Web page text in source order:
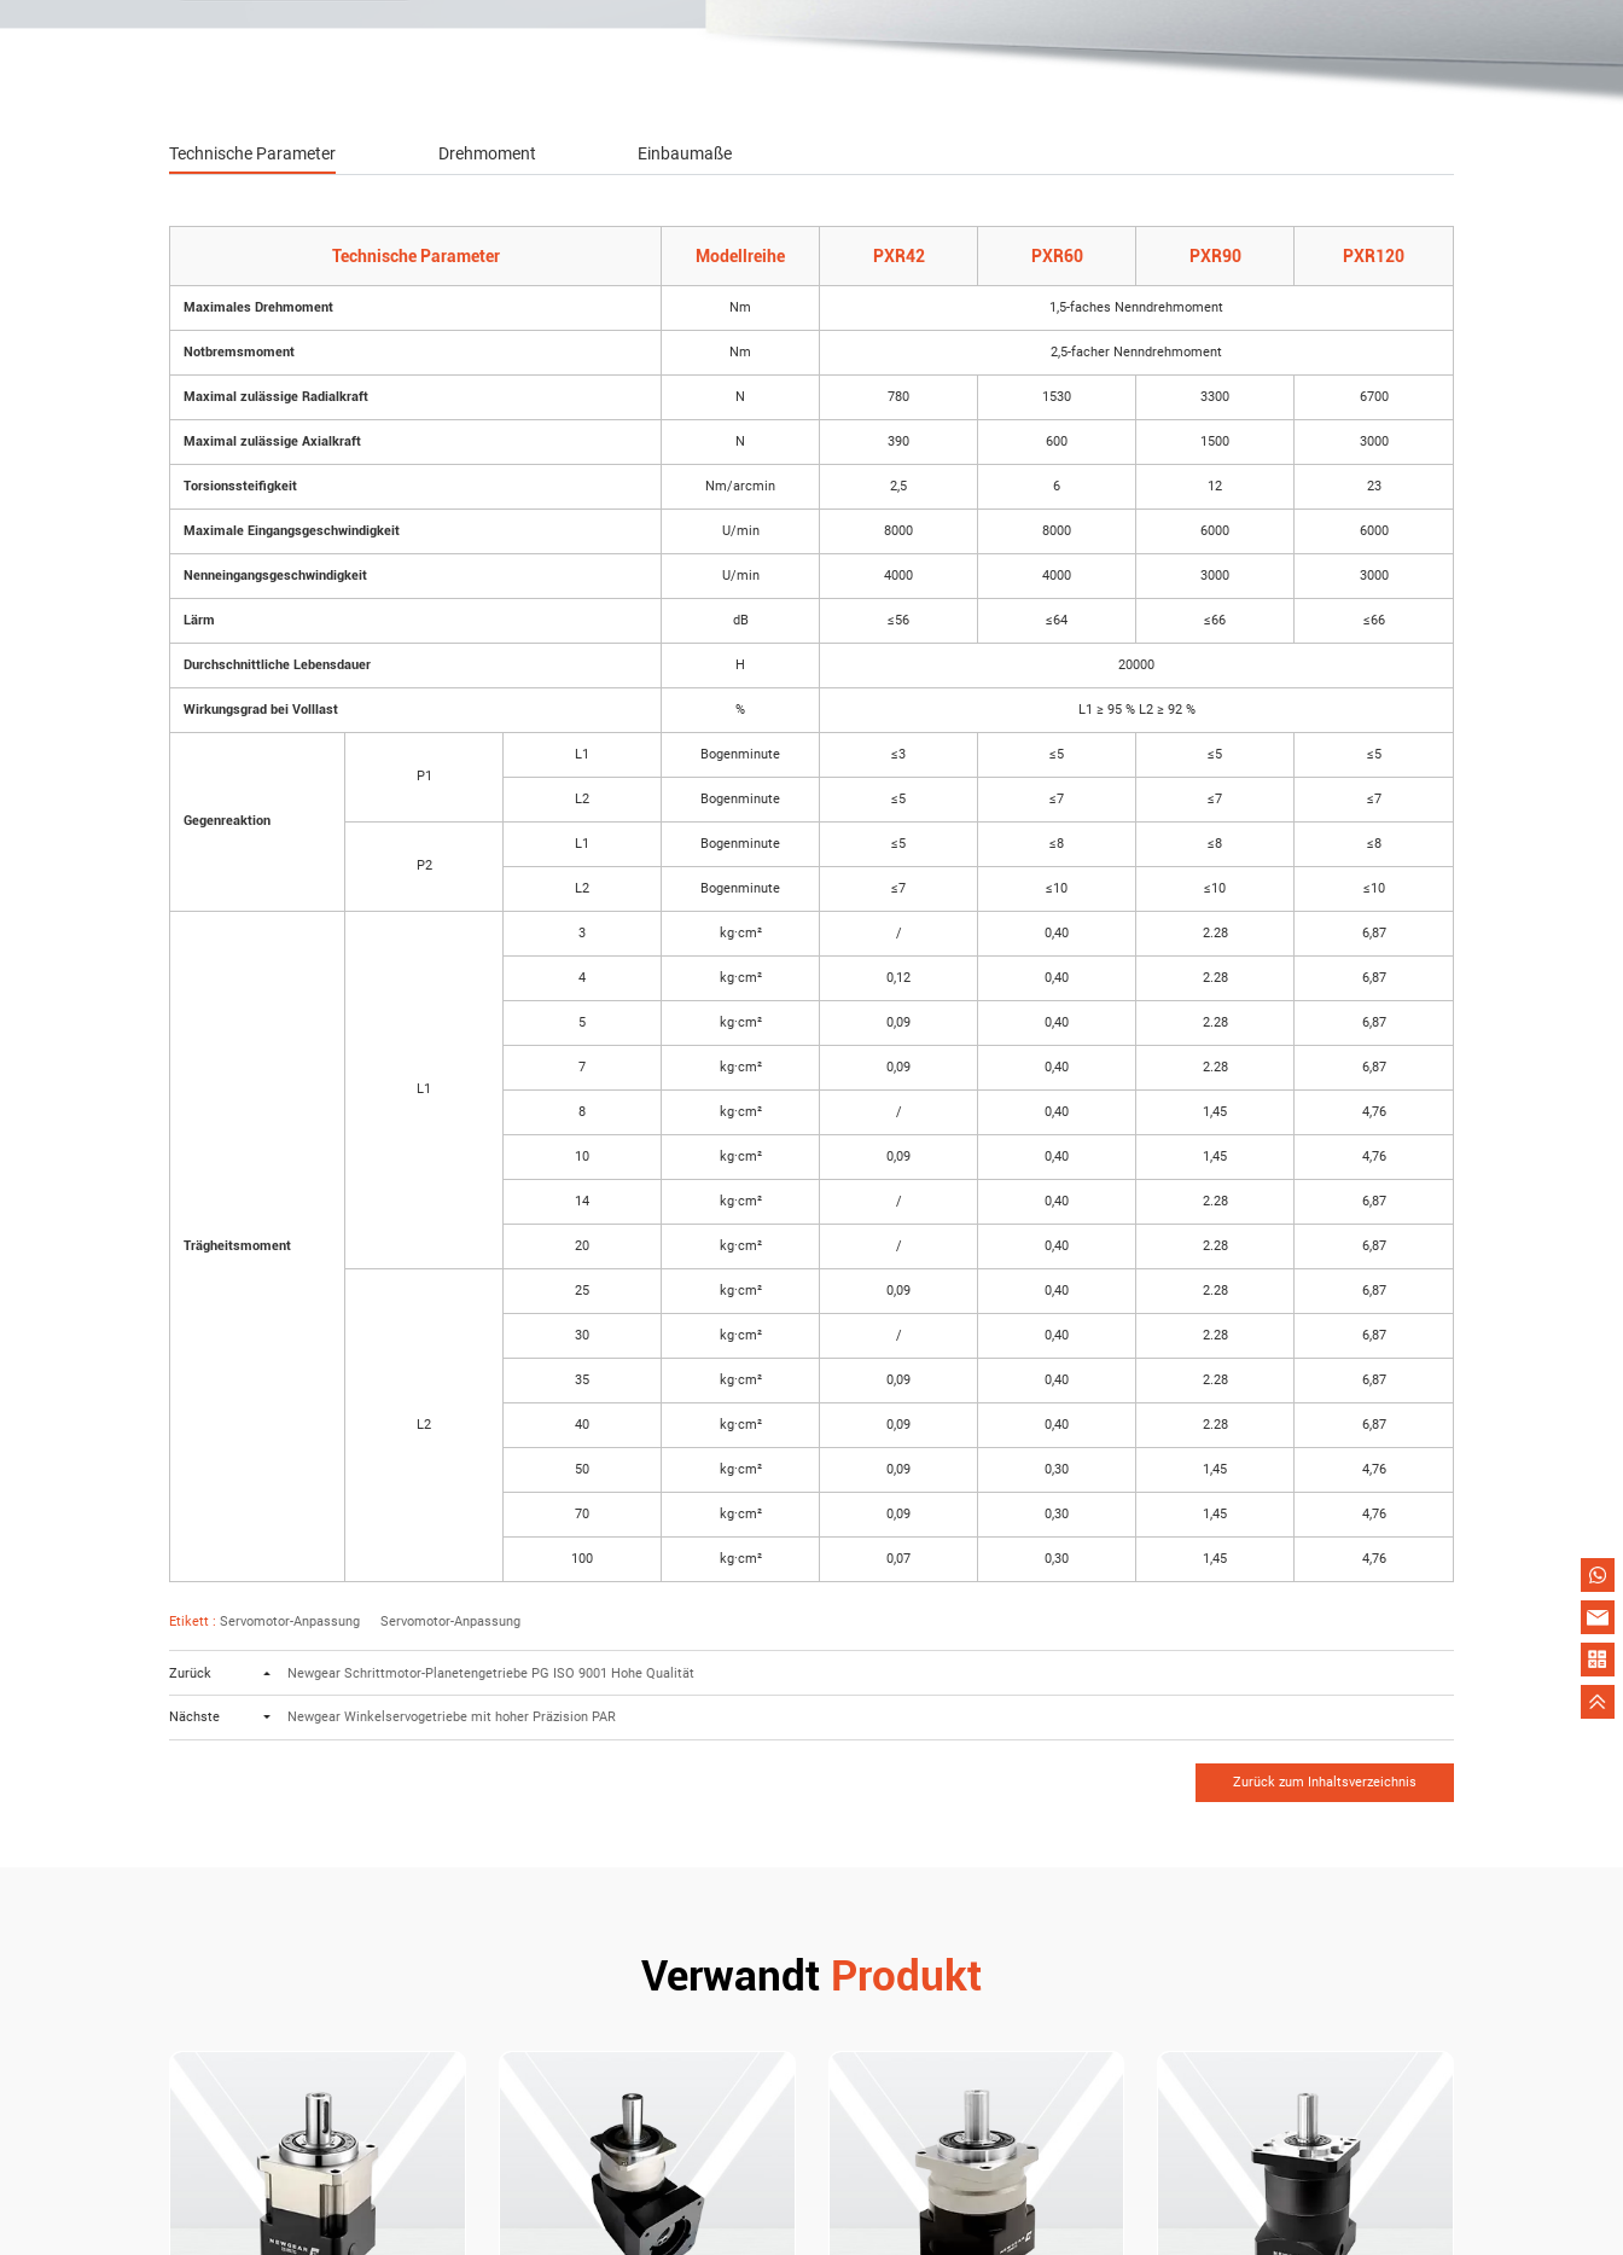
Technische Parameter Drehmoment Einbaumaße
Technische Parameter Modellreihe PXR42 PXR60 PXR90 PXR120
Maximales Drehmoment Nm 1,5-faches Nenndrehmoment
Notbremsmoment Nm 2,5-facher Nenndrehmoment
Maximal zulässige Radialkraft N 780 1530 3300 6700
Maximal zulässige Axialkraft N 390 600 1500 3000
Torsionssteifigkeit Nm/arcmin 2,5 6 12 23
Maximale Eingangsgeschwindigkeit U/min 8000 8000 6000 6000
Nenneingangsgeschwindigkeit U/min 4000 4000 3000 3000
Lärm dB ≤56 ≤64 ≤66 ≤66
Durchschnittliche Lebensdauer H 20000
Wirkungsgrad bei Volllast % L1 ≥ 95 % L2 ≥ 92 %
Gegenreaktion
P1
L1 Bogenminute ≤3 ≤5 ≤5 ≤5
L2 Bogenminute ≤5 ≤7 ≤7 ≤7
P2
L1 Bogenminute ≤5 ≤8 ≤8 ≤8
L2 Bogenminute ≤7 ≤10 ≤10 ≤10
Trägheitsmoment
L1
3 kg·cm² / 0,40 2.28 6,87
4 kg·cm² 0,12 0,40 2.28 6,87
5 kg·cm² 0,09 0,40 2.28 6,87
7 kg·cm² 0,09 0,40 2.28 6,87
8 kg·cm² / 0,40 1,45 4,76
10 kg·cm² 0,09 0,40 1,45 4,76
14 kg·cm² / 0,40 2.28 6,87
20 kg·cm² / 0,40 2.28 6,87
L2
25 kg·cm² 0,09 0,40 2.28 6,87
30 kg·cm² / 0,40 2.28 6,87
35 kg·cm² 0,09 0,40 2.28 6,87
40 kg·cm² 0,09 0,40 2.28 6,87
50 kg·cm² 0,09 0,30 1,45 4,76
70 kg·cm² 0,09 0,30 1,45 4,76
100 kg·cm² 0,07 0,30 1,45 4,76
Etikett : Servomotor-Anpassung Servomotor-Anpassung
Zurück Newgear Schrittmotor-Planetengetriebe PG ISO 9001 Hohe Qualität
Nächste Newgear Winkelservogetriebe mit hoher Präzision PAR
Zurück zum Inhaltsverzeichnis
Verwandt Produkt